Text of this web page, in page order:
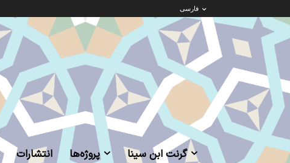
فارسی
انتشارات پروژه‌ها گرنت ابن‌ سینا